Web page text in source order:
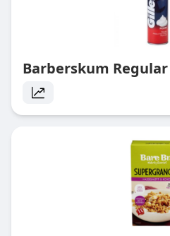
Barberskum Regular